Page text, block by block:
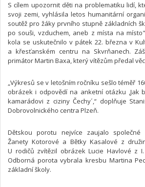
S cílem upozornit děti na problematiku lidí,
svoji zemi, vyhlásila letos humanitární
soutěž pro žáky prvního stupně základních
po souši, vzduchem, aneb z místa na
kola se uskutečnilo v pátek 22. března v
a křesťanském centru na Skvrňanech.
primátor Martin Baxa, který vítězům předal
„Výkresů se v letošním ročníku sešlo téměř
obrázek i odpovědí na anketní otázku ,Jak
kamarádovi z ciziny Čechy´,“ doplňuje
Dobrovolnického centra Plzeň.
Dětskou porotu nejvíce zaujalo společné
Žanety Kotorové a Bětky Kasalové z
U rodičů zvítězil obrázek Lucie Havlové z
Odborná porota vybrala kresbu Martina
základní školy.